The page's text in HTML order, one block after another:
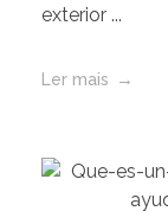
exterior ...
Ler mais